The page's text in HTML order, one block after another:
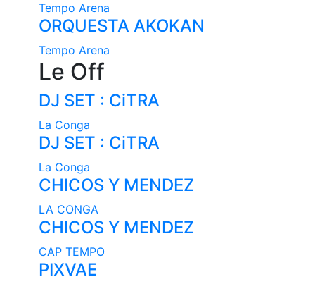
Tempo Arena
ORQUESTA AKOKAN
Tempo Arena
Le Off
DJ SET : CiTRA
La Conga
DJ SET : CiTRA
La Conga
CHICOS Y MENDEZ
LA CONGA
CHICOS Y MENDEZ
CAP TEMPO
PIXVAE